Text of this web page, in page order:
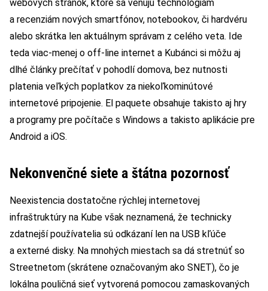
webových stránok, ktoré sa venujú technológiám
a recenziám nových smartfónov, notebookov, či hardvéru
alebo skrátka len aktuálnym správam z celého veta. Ide
teda viac-menej o off-line internet a Kubánci si môžu aj
dlhé články prečítať v pohodlí domova, bez nutnosti
platenia veľkých poplatkov za niekoľkominútové
internetové pripojenie. El paquete obsahuje takisto aj hry
a programy pre počítače s Windows a takisto aplikácie pre
Android a iOS.
Nekonvenčné siete a štátna pozornosť
Neexistencia dostatočne rýchlej internetovej
infraštruktúry na Kube však neznamená, že technicky
zdatnejší používatelia sú odkázaní len na USB kľúče
a externé disky. Na mnohých miestach sa dá stretnúť so
Streetnetom (skrátene označovaným ako SNET), čo je
lokálna pouličná sieť vytvorená pomocou zamaskovaných